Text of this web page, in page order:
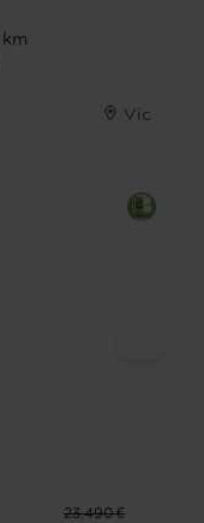
km
Vic
23.490 €